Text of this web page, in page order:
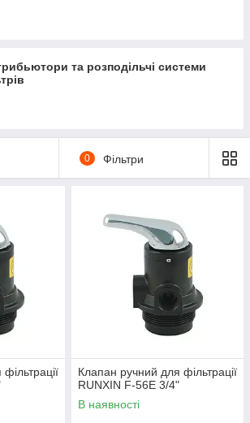
та розподільчі системи
0 Фільтри
Клапан ручний для фільтрації
RUNXIN F-56Е 3/4"
В наявності